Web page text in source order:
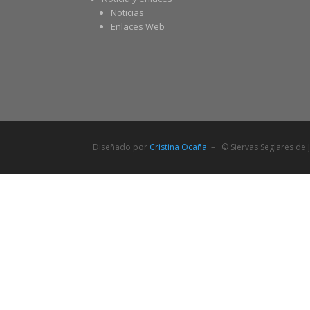
Noticias
Enlaces Web
Diseñado por Cristina Ocaña – © Siervas Seglares de